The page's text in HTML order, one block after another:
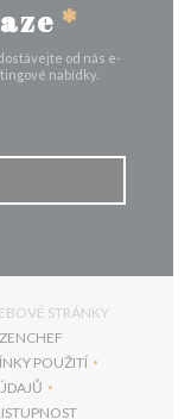
*
od nás e-
nabídky.
STRÁNKY
ZENCHEF
OKNĚ))
POUŽITÍ
((OTEVŘE SE V NOVÉM
V NOVÉM OKNĚ))